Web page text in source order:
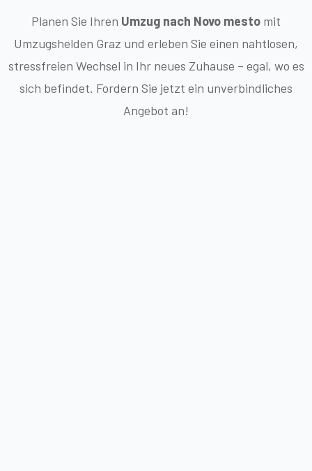
Planen Sie Ihren Umzug nach Novo mesto mit
Umzugshelden Graz und erleben Sie einen nahtlosen,
stressfreien Wechsel in Ihr neues Zuhause – egal, wo es
sich befindet. Fordern Sie jetzt ein unverbindliches
Angebot an!